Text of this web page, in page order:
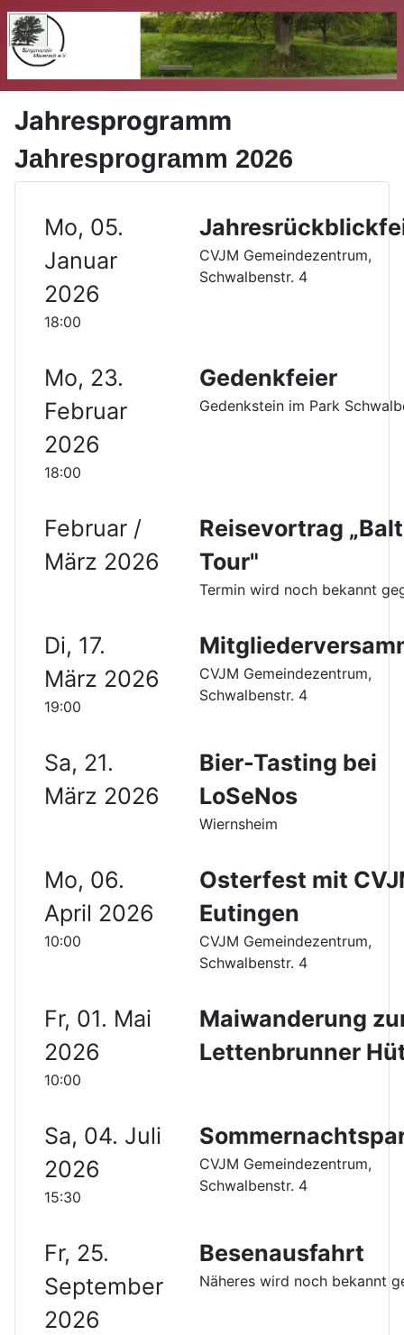
Jahresprogramm
Jahresprogramm 2026
Mo, 05.
Januar
2026
18:00
CVJM Gemeindezentrum,
Schwalbenstr. 4
Mo, 23.
Februar
2026
18:00
Gedenkfeier
Gedenkstein im Park
Februar /
März 2026
Reisevortrag
Tour"
Termin wird noch bekannt
Di, 17.
März 2026
19:00
CVJM Gemeindezentrum,
Schwalbenstr. 4
Sa, 21.
März 2026
Bier-Tasting bei
LoSeNos
Wiernsheim
Mo, 06.
April 2026
10:00
Osterfest mit
Eutingen
CVJM Gemeindezentrum,
Schwalbenstr. 4
Fr, 01. Mai
2026
10:00
Maiwanderung
Lettenbrunner
Sa, 04. Juli
2026
15:30
CVJM Gemeindezentrum,
Schwalbenstr. 4
Fr, 25.
September
2026
Besenausfahrt
Näheres wird noch bekannt